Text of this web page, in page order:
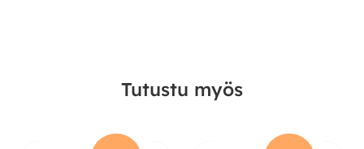
Tutustu myös